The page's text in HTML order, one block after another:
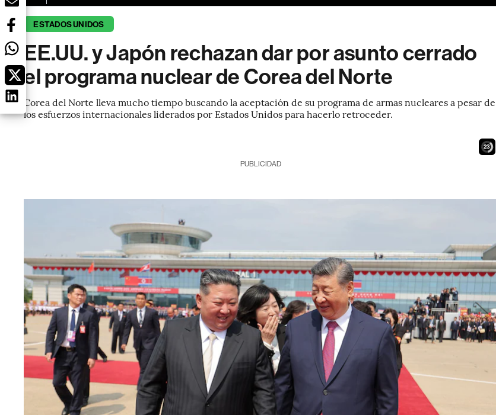
ESTADOS UNIDOS
EE.UU. y Japón rechazan dar por asunto cerrado
el programa nuclear de Corea del Norte
Corea del Norte lleva mucho tiempo buscando la aceptación de su programa de armas nucleares a pesar de
los esfuerzos internacionales liderados por Estados Unidos para hacerlo retroceder.
21
PUBLICIDAD